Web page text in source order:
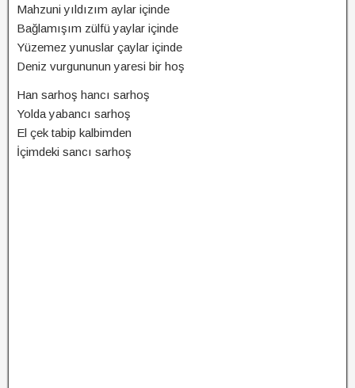
Mahzuni yıldızım aylar içinde
Bağlamışım zülfü yaylar içinde
Yüzemez yunuslar çaylar içinde
Deniz vurgununun yaresi bir hoş
Han sarhoş hancı sarhoş
Yolda yabancı sarhoş
El çek tabip kalbimden
İçimdeki sancı sarhoş